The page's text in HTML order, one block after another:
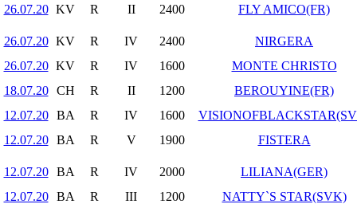
26.07.20 KV R II 2400 FLY AMICO(FR)
26.07.20 KV R IV 2400
NIRGERA
26.07.20 KV R IV 1600
MONTE CHRISTO
18.07.20
CH R II 1200
BEROUYINE(FR)
12.07.20
BA R IV 1600
12.07.20
BA R V 1900 FISTERA
12.07.20 BA R IV 2000
LILIANA(GER)
12.07.20
BA R III 1200
NATTY`S STAR(SVK)